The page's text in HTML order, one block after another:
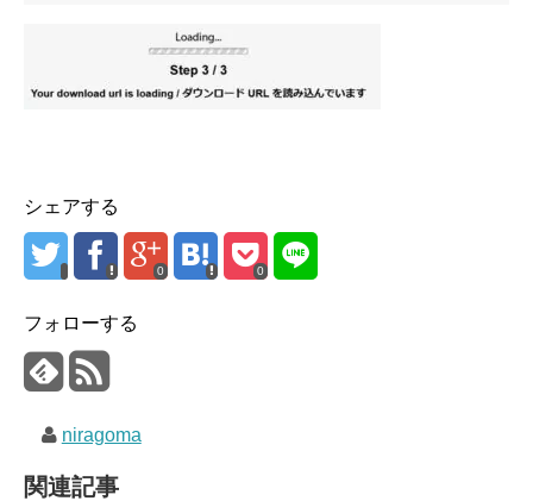
シェアする
0 0
フォローする
niragoma
関連記事